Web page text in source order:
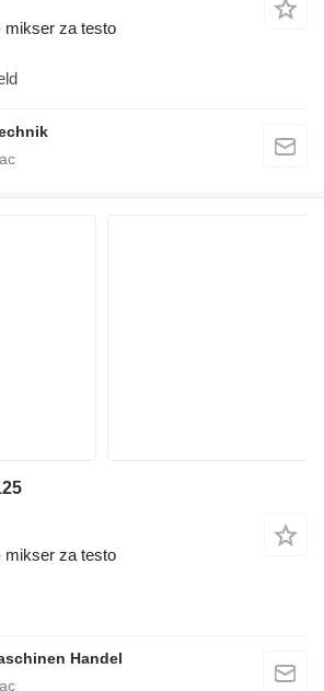
mikser za testo
mikser za testo
Handel